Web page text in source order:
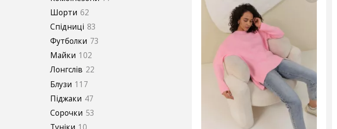
Шорти 62
Спідниці 83
Футболки 73
Майки 102
Лонгслів 22
Блузи 117
Піджаки 47
Сорочки 53